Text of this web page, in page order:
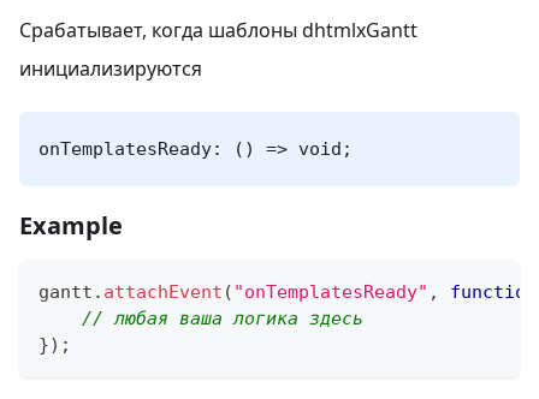
Срабатывает, когда шаблоны dhtmlxGantt
инициализируются
onTemplatesReady: () => void;
Example
gantt . attachEvent ( "onTemplatesReady" , function
// любая ваша логика здесь
}) ;